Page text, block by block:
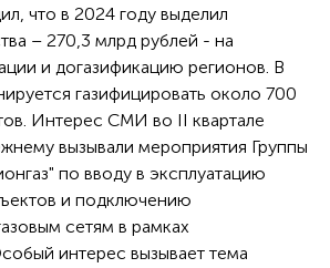
что в 2024 году выделил
– 270,3 млрд рублей - на
и догазификацию регионов. В
газифицировать около 700
Интерес СМИ во II квартале
вызывали мероприятия Группы
по вводу в эксплуатацию
и подключению
сетям в рамках
интерес вызывает тема